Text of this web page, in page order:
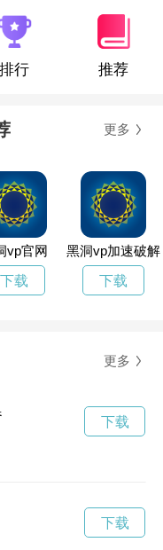
排行 推荐
更多
vp官网
下载
黑洞vp加速破解
下载
更多
下载
下载